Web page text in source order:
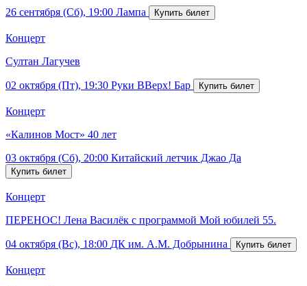
26 сентября (Сб), 19:00 Лампа
Концерт
Султан Лагучев
02 октября (Пт), 19:30 Руки ВВерх! Бар
Концерт
«Калинов Мост» 40 лет
03 октября (Сб), 20:00 Китайский летчик Джао Да
Концерт
ПЕРЕНОС! Лена Василёк с программой Мой юбилей 55.
04 октября (Вс), 18:00 ДК им. А.М. Добрынина
Концерт